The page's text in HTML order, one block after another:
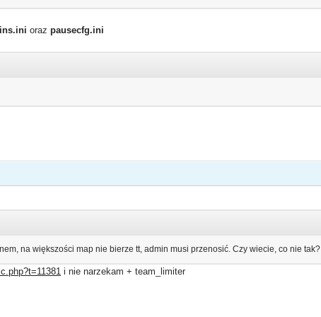
orazpausecfg.ini
na większości map nie bierze tt, admin musi przenosić. Czy wiecie, co nie tak?
i nie narzekam + team_limiter